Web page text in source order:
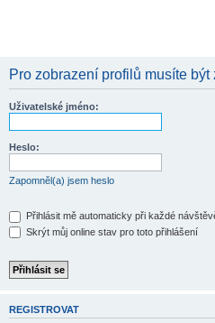
Pro zobrazení profilů musíte
Uživatelské jméno:
Heslo:
Zapomněl(a) jsem heslo
Přihlásit mě automaticky při každé
Skrýt můj online stav pro toto přihlášení
REGISTROVAT